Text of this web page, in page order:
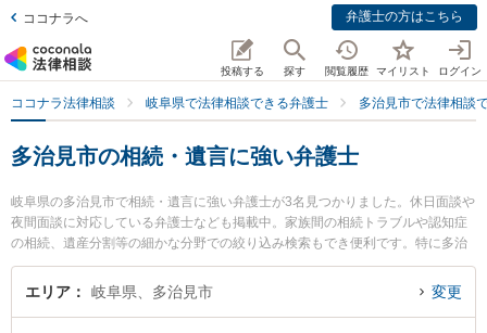
ココナラへ 弁護士の方はこちら
投稿する 探す 閲覧履歴 マイリスト ログイン
ココナラ法律相談 岐阜県で法律相談できる弁護士 多治見市で法律相談
多治見市の相続・遺言に強い弁護士
岐阜県の多治見市で相続・遺言に強い弁護士が3名見つかりました。休日面談や
夜間面談に対応している弁護士なども掲載中。家族間の相続トラブルや認知症
の相続、遺産分割等の細かな分野での絞り込み検索もでき便利です。特に多治
見さかえ法律事務所の藤田 聖典弁護士や白ゆり総合法律事務所の竹内 小百合弁
護士、多治見さかえ法律事務所の矢野 沙織弁護士のプロフィール情報や弁護士
エリア 岐阜県、多治見市 変更